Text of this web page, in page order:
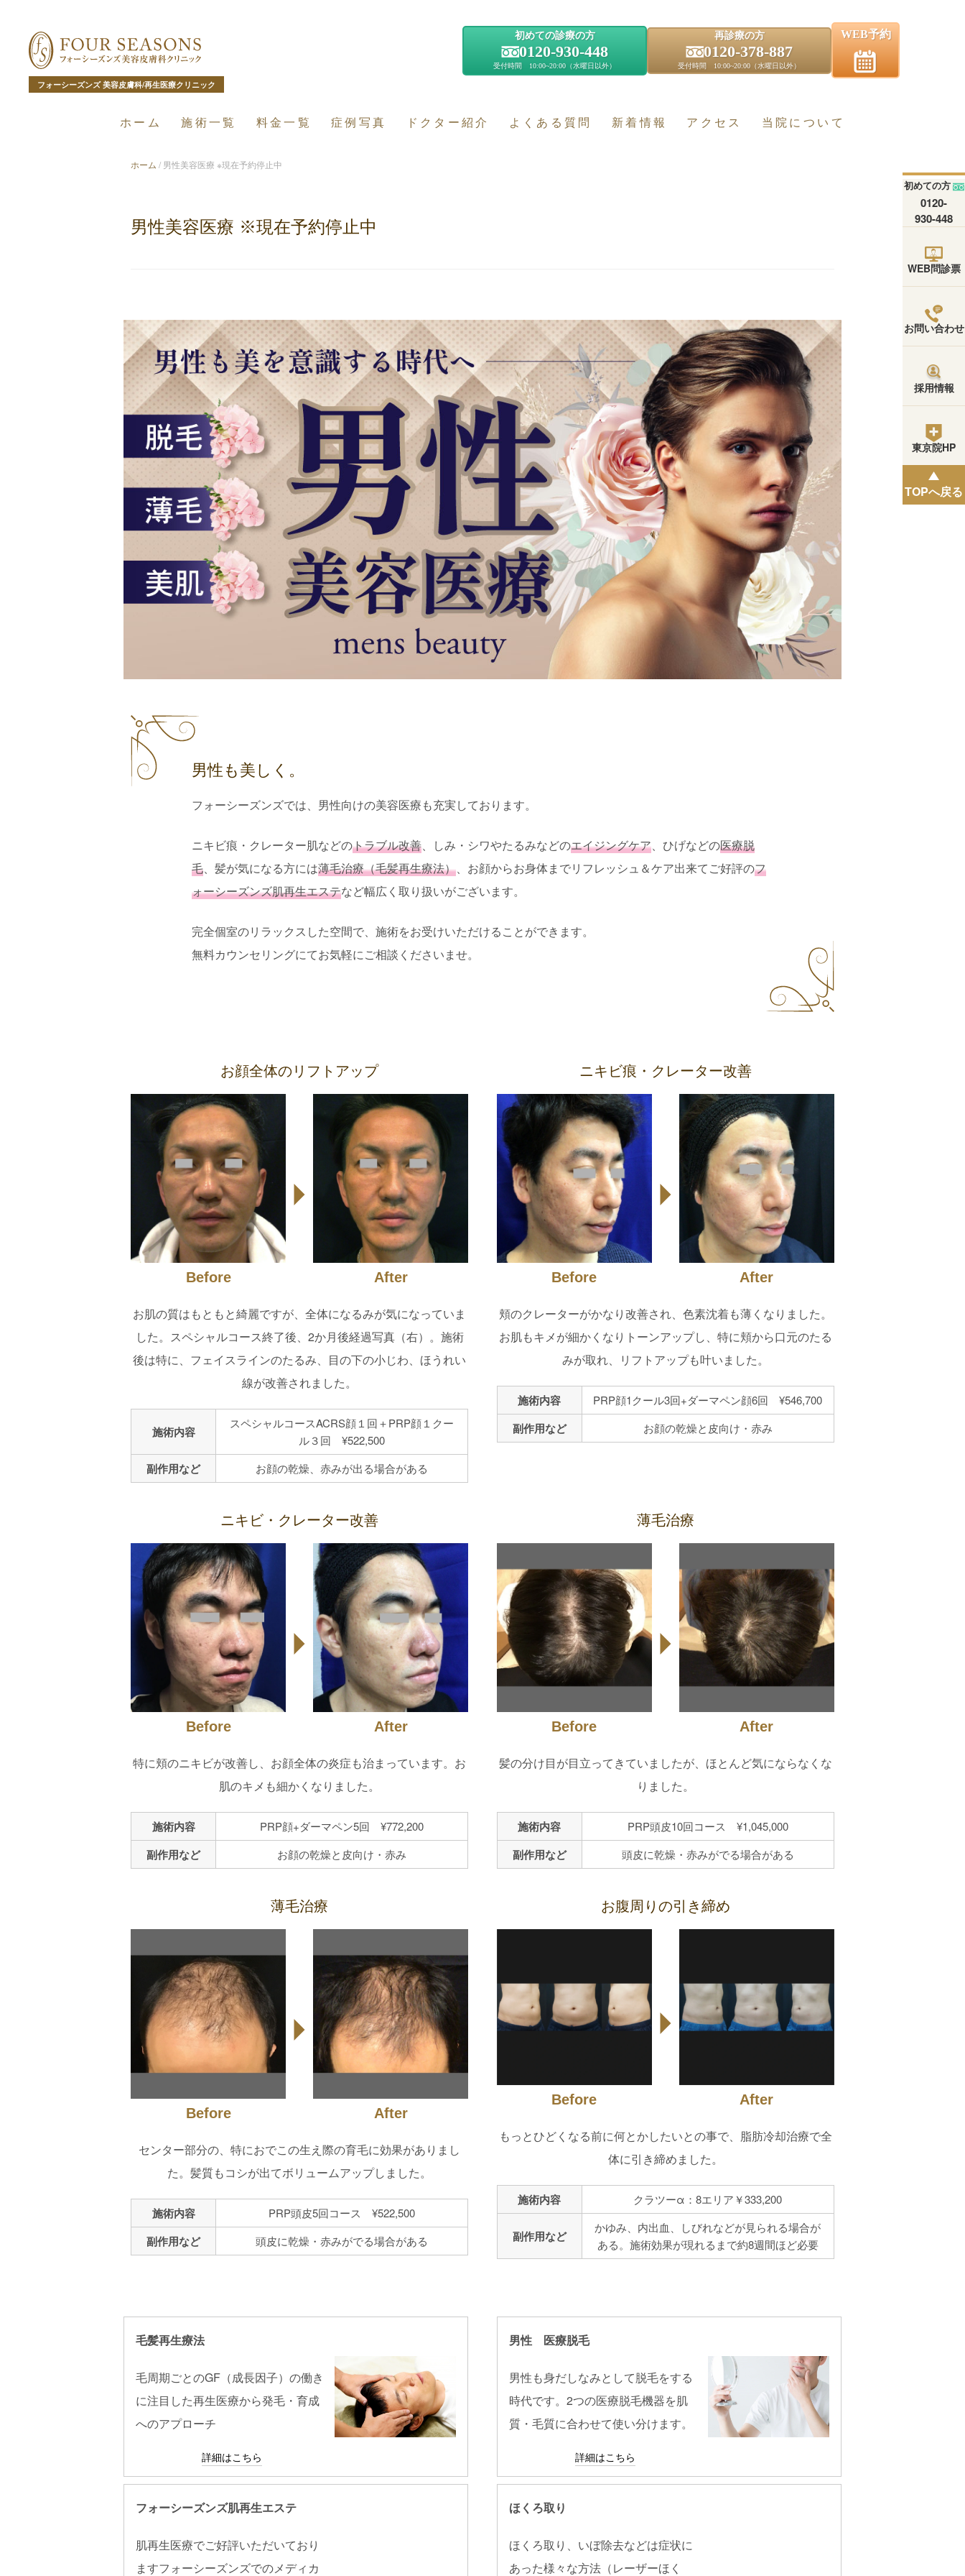
フォーシーズンズ 美容皮膚科/再生医療クリニック
初めての診療の方
0120-930-448
受付時間 10:00~20:00（水曜日以外）
再診療の方
0120-378-887
受付時間 10:00~20:00（水曜日以外）
WEB予約
初めての方
0120-
930-448
WEB問診票
お問い合わせ
採用情報
東京院HP
TOPへ戻る
ホーム 施術一覧 料金一覧 症例写真 ドクター紹介 よくある質問 新着情報 アクセス 当院について
ホーム / 男性美容医療 ※現在予約停止中
男性美容医療 ※現在予約停止中
男性も美しく。
フォーシーズンズでは、男性向けの美容医療も充実しております。
ニキビ痕・クレーター肌などのトラブル改善、しみ・シワやたるみなどのエイジングケア、ひげなどの医療脱
毛、髪が気になる方には薄毛治療（毛髪再生療法）、お顔からお身体までリフレッシュ＆ケア出来てご好評のフ
ォーシーズンズ肌再生エステなど幅広く取り扱いがございます。
完全個室のリラックスした空間で、施術をお受けいただけることができます。
無料カウンセリングにてお気軽にご相談くださいませ。
お顔全体のリフトアップ
Before After
お肌の質はもともと綺麗ですが、全体になるみが気になっていま
した。スペシャルコース終了後、2か月後経過写真（右）。施術
後は特に、フェイスラインのたるみ、目の下の小じわ、ほうれい
線が改善されました。
施術内容
スペシャルコースACRS顔１回＋PRP顔１クー
ル３回 ¥522,500
副作用など お顔の乾燥、赤みが出る場合がある
ニキビ痕・クレーター改善
Before After
頬のクレーターがかなり改善され、色素沈着も薄くなりました。
お肌もキメが細かくなりトーンアップし、特に頬から口元のたる
みが取れ、リフトアップも叶いました。
施術内容 PRP顔1クール3回+ダーマペン顔6回 ¥546,700
副作用など お顔の乾燥と皮向け・赤み
ニキビ・クレーター改善
Before After
特に頬のニキビが改善し、お顔全体の炎症も治まっています。お
肌のキメも細かくなりました。
施術内容 PRP顔+ダーマペン5回 ¥772,200
副作用など お顔の乾燥と皮向け・赤み
薄毛治療
Before After
髪の分け目が目立ってきていましたが、ほとんど気にならなくな
りました。
施術内容 PRP頭皮10回コース ¥1,045,000
副作用など 頭皮に乾燥・赤みがでる場合がある
薄毛治療
Before After
センター部分の、特におでこの生え際の育毛に効果がありまし
た。髪質もコシが出てボリュームアップしました。
施術内容 PRP頭皮5回コース ¥522,500
副作用など 頭皮に乾燥・赤みがでる場合がある
お腹周りの引き締め
Before After
もっとひどくなる前に何とかしたいとの事で、脂肪冷却治療で全
体に引き締めました。
施術内容 クラツーα：8エリア￥333,200
副作用など
かゆみ、内出血、しびれなどが見られる場合が
ある。施術効果が現れるまで約8週間ほど必要
毛髪再生療法
毛周期ごとのGF（成長因子）の働き
に注目した再生医療から発毛・育成
へのアプローチ
詳細はこちら
男性 医療脱毛
男性も身だしなみとして脱毛をする
時代です。2つの医療脱毛機器を肌
質・毛質に合わせて使い分けます。
詳細はこちら
フォーシーズンズ肌再生エステ
肌再生医療でご好評いただいており
ますフォーシーズンズでのメディカ
ほくろ取り
ほくろ取り、いぼ除去などは症状に
あった様々な方法（レーザーほく